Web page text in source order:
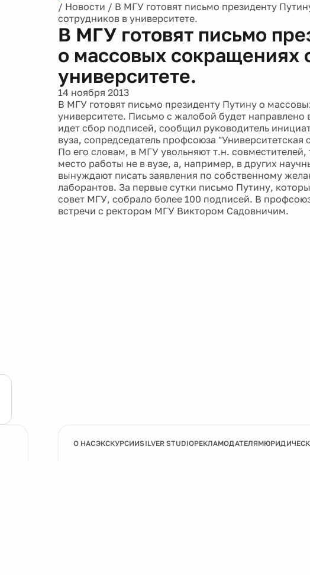
/ Новости / В МГУ готовят письмо президенту
сотрудников в университете.
В МГУ готовят письмо
о массовых сокращениях
университете.
14 ноября 2013
В МГУ готовят письмо президенту Путину о
университете. Письмо с жалобой будет направлено
идет сбор подписей, сообщил руководитель
вуза, сопредседатель профсоюза
По его словам, в МГУ увольняют т.н. совместителей,
место работы не в вузе, а, например, в других
вынуждают писать заявления по собственному
лаборантов. За первые сутки письмо Путину,
совет МГУ, собрало более 100 подписей. В
встречи с ректором МГУ Виктором Садовничим.
О НАСЭКСКУРСИИSILVER STUDIOРЕКЛАМОДАТЕЛЯМ